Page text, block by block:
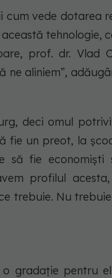
vede dotarea
tehnologie,
prof. dr. Vlad
aliniem”,
deci omul
fie un preot, la
să fie economiști
profilul
trebuie. Nu
gradație pentru